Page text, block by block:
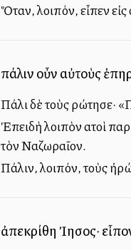
Ὅταν, λοιπόν, εἶπεν
πάλιν οὖν αὐτοὺς
Πάλι δὲ τοὺς ρώτησε·
Ἐπειδὴ λοιπὸν αὐτοὶ
τὸν Ναζωραῖον.
Πάλιν, λοιπόν, τοὺς
ἀπεκρίθη Ἰησοῦς·